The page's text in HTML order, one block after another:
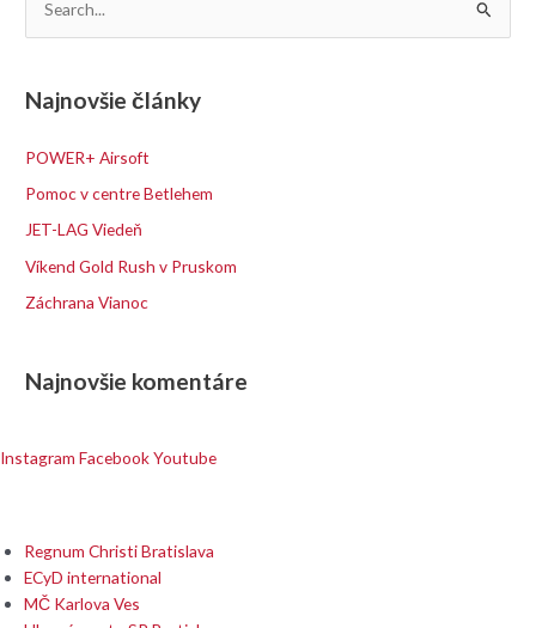
ľ
ť
:
Najnovšie články
POWER+ Airsoft
Pomoc v centre Betlehem
JET-LAG Viedeň
Víkend Gold Rush v Pruskom
Záchrana Vianoc
Najnovšie komentáre
Instagram FacebookYoutube
Regnum Christi Bratislava
ECyD international
MČ Karlova Ves